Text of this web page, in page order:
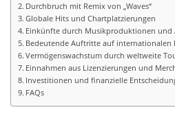
Durchbruch mit Remix von „Waves“
Globale Hits und Chartplatzierungen
Einkünfte durch Musikproduktionen und
Bedeutende Auftritte auf internationalen
Vermögenswachstum durch weltweite
Einnahmen aus Lizenzierungen und
Investitionen und finanzielle
FAQs